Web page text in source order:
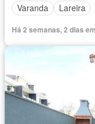
Varanda
Lareira
Há 2 semanas, 2 dias